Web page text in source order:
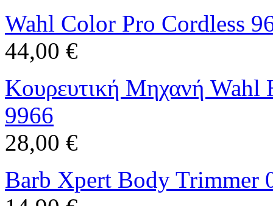
Wahl Color Pro Cordless
44,00 €
Κουρευτική Μηχανή Wahl
9966
28,00 €
Barb Xpert Body Trimmer